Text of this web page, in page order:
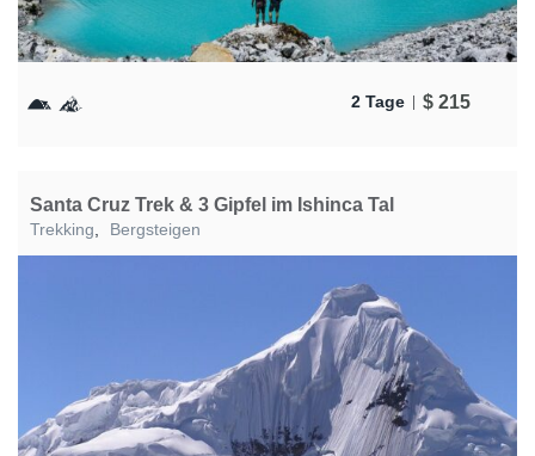
2 Tage $ 215
Santa Cruz Trek & 3 Gipfel im Ishinca Tal
Trekking Bergsteigen